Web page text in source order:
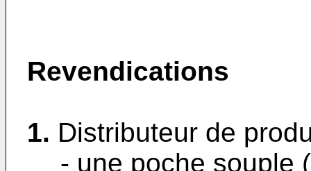
Revendications
1. Distributeur de
- une poche souple